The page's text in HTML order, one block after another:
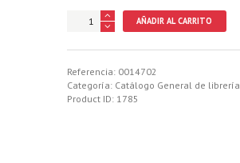
NAVARRO
cantidad
AÑADIR AL CARRITO
Referencia: 0014702
Categoría: Catálogo General de librería
Product ID: 1785